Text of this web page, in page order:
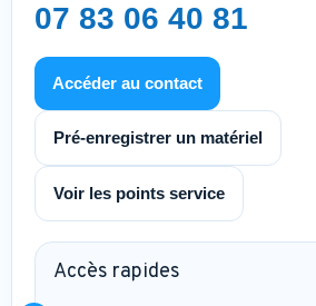
07 83 06 40 81
Accéder au contact
Pré-enregistrer un matériel
Voir les points service
Accès rapides